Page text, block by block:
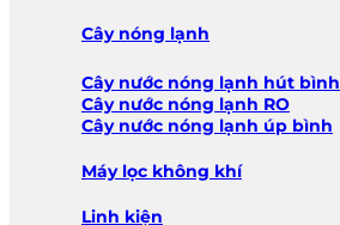
Cây nóng lạnh
Cây nước nóng lạnh hút bình
Cây nước nóng lạnh RO
Cây nước nóng lạnh úp bình
Máy lọc không khí
Linh kiện